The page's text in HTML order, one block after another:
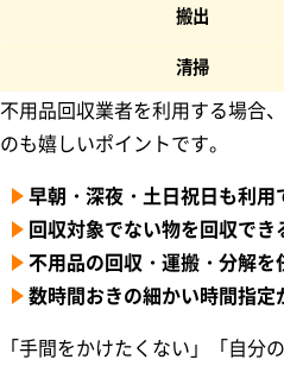
搬出
清掃
不用品回収業者を利用する場合
のも嬉しいポイントです。
早朝・深夜・土日祝日も利用
回収対象でない物を回収でき
不用品の回収・運搬・分解を
数時間おきの細かい時間指定
「手間をかけたくない」「自分